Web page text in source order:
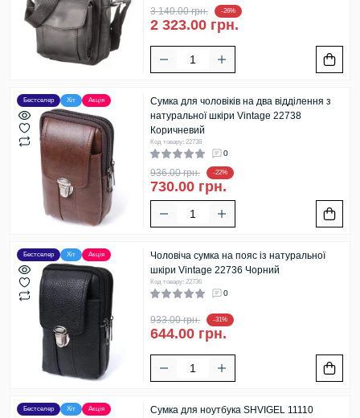
3 140.00 грн. -26%
2 323.00 грн.
Бестселер Хіт Акція
Сумка для чоловіків на два відділення з
натуральної шкіри Vintage 22738
Коричневий
Код товару: 22738
0
936.00 грн. -22%
730.00 грн.
Бестселер Хіт Акція
Чоловіча сумка на пояс із натуральної
шкіри Vintage 22736 Чорний
Код товару: 22736
0
933.00 грн. -31%
644.00 грн.
Бестселер Хіт Акція
Сумка для ноутбука SHVIGEL 11110